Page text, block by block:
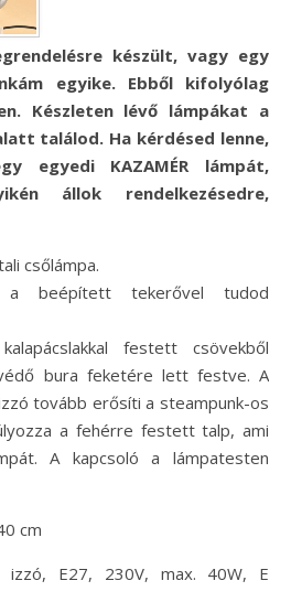
egyike. Ebből kifolyólag
Készleten lévő lámpákat a
találod. Ha kérdésed lenne,
egyedi KAZAMÉR lámpát,
állok rendelkezésedre,
csőlámpa.
beépített tekerővel tudod
festett csövekből
bura feketére lett festve. A
tovább erősíti a steampunk-os
a fehérre festett talp, ami
A kapcsoló a lámpatesten
cm
izzó, E27, 230V, max. 40W, E